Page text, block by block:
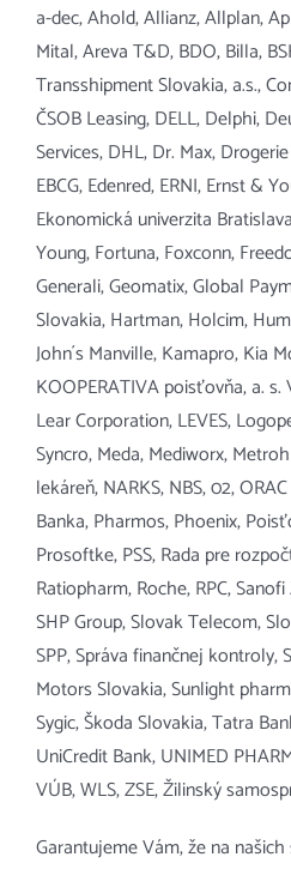
a-dec, Ahold, Allianz, Allplan,
Mital, Areva T&D, BDO, Billa,
Transshipment Slovakia, a.s.,
ČSOB Leasing, DELL, Delphi,
Services, DHL, Dr. Max,
EBCG, Edenred, ERNI, Ernst &
Ekonomická univerzita
Young, Fortuna, Foxconn,
Generali, Geomatix, Global
Slovakia, Hartman, Holcim,
John´s Manville, Kamapro, Kia
KOOPERATIVA poisťovňa, a.
Lear Corporation, LEVES,
Syncro, Meda, Mediworx,
lekáreň, NARKS, NBS, 02,
Banka, Pharmos, Phoenix,
Prosoftke, PSS, Rada pre
Ratiopharm, Roche, RPC,
SHP Group, Slovak Telecom,
SPP, Správa finančnej kontroly,
Motors Slovakia, Sunlight
Sygic, Škoda Slovakia, Tatra
UniCredit Bank, UNIMED
VÚB, WLS, ZSE, Žilinský
Garantujeme Vám, že na